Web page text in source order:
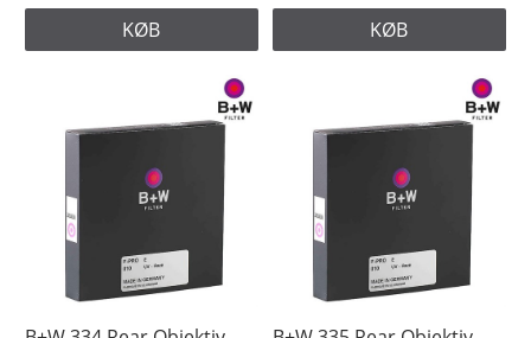
KØB KØB